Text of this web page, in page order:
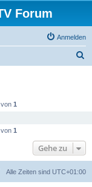
Forum
Anmelden
von 1
von 1
Gehe zu
Alle Zeiten sind UTC+01:00